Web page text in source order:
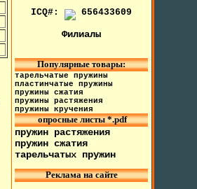
ICQ#: 656433609
Филиалы
Популярные товары:
тарельчатые пружины
пластинчатые пружины
пружины сжатия
пружины растяжения
пружины кручения
опросные листы *.pdf
пружин растяжения
пружин сжатия
тарельчатых пружин
Реклама на сайте